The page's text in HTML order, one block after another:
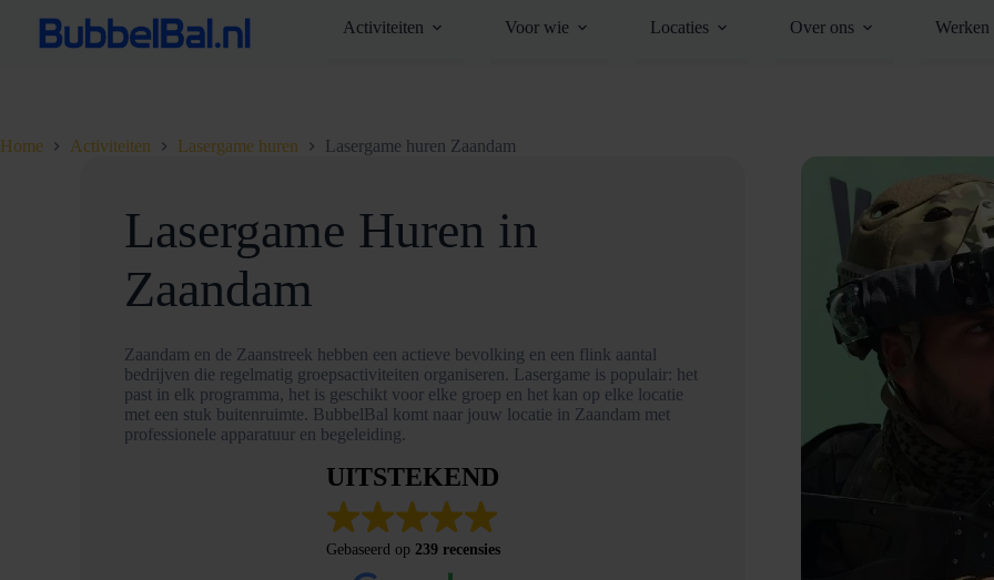
Activiteiten Voor wie Locaties Over ons Werken
Home Activiteiten Lasergame huren Lasergame huren Zaandam
Lasergame Huren in
Zaandam
Zaandam en de Zaanstreek hebben een actieve bevolking en een flink aantal
bedrijven die regelmatig groepsactiviteiten organiseren. Lasergame is populair: het
past in elk programma, het is geschikt voor elke groep en het kan op elke locatie
met een stuk buitenruimte. BubbelBal komt naar jouw locatie in Zaandam met
professionele apparatuur en begeleiding.
UITSTEKEND
Gebaseerd op 239 recensies